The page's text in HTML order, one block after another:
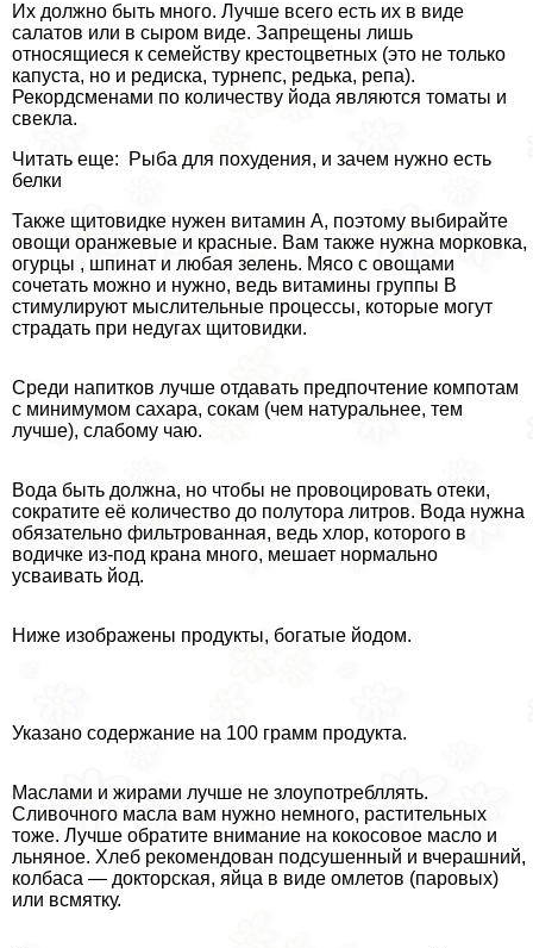
Их должно быть много. Лучше всего есть их в виде
салатов или в сыром виде. Запрещены лишь
относящиеся к семейству крестоцветных (это не только
капуста, но и редиска, турнепс, редька, репа).
Рекордсменами по количеству йода являются томаты и
свекла.
Читать еще: Рыба для похудения, и зачем нужно есть
белки
Также щитовидке нужен витамин А, поэтому выбирайте
овощи оранжевые и красные. Вам также нужна морковка,
огурцы , шпинат и любая зелень. Мясо с овощами
сочетать можно и нужно, ведь витамины группы В
стимулируют мыслительные процессы, которые могут
страдать при недугах щитовидки.
Среди напитков лучше отдавать предпочтение компотам
с минимумом сахара, сокам (чем натуральнее, тем
лучше), слабому чаю.
Вода быть должна, но чтобы не провоцировать отеки,
сократите её количество до полутора литров. Вода нужна
обязательно фильтрованная, ведь хлор, которого в
водичке из-под крана много, мешает нормально
усваивать йод.
Ниже изображены продукты, богатые йодом.
Указано содержание на 100 грамм продукта.
Маслами и жирами лучше не злоупотрeбллять.
Сливочного масла вам нужно немного, растительных
тоже. Лучше обратите внимание на кокосовое масло и
льняное. Хлеб рекомендован подсушенный и вчерашний,
колбаса — докторская, яйца в виде омлетов (паровых)
или всмятку.